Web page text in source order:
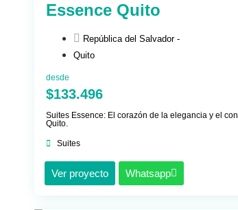
Essence Quito
República del Salvador -
Quito
desde
$133.496
Suites Essence: El corazón de la elegancia y el
Quito.
Suites
Ver proyecto Whatsapp